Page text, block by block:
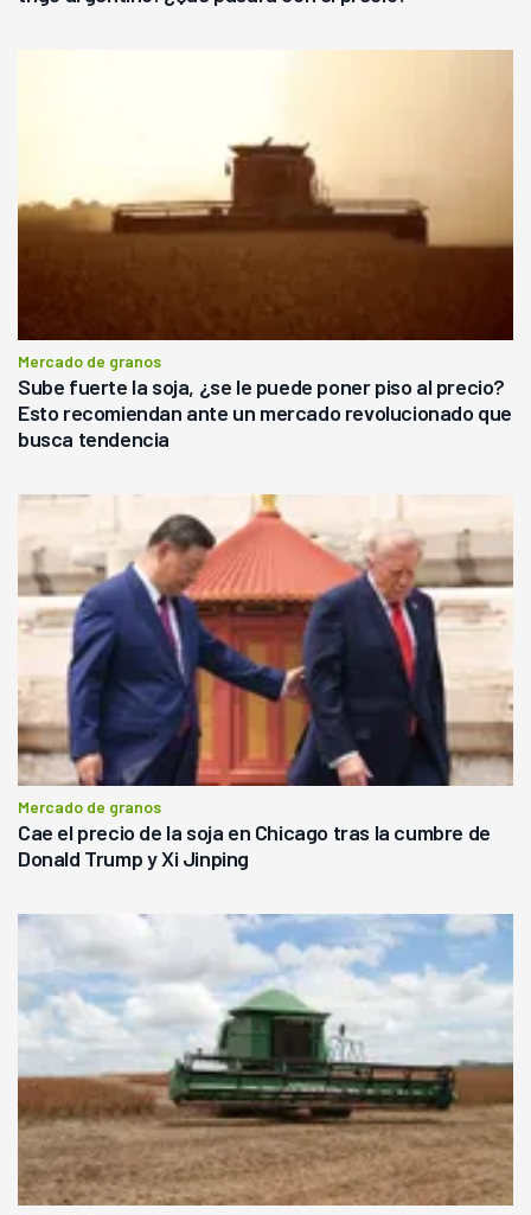
Mercado de granos
Sube fuerte la soja, ¿se le puede poner piso al precio?
Esto recomiendan ante un mercado revolucionado que
busca tendencia
Mercado de granos
Cae el precio de la soja en Chicago tras la cumbre de
Donald Trump y Xi Jinping